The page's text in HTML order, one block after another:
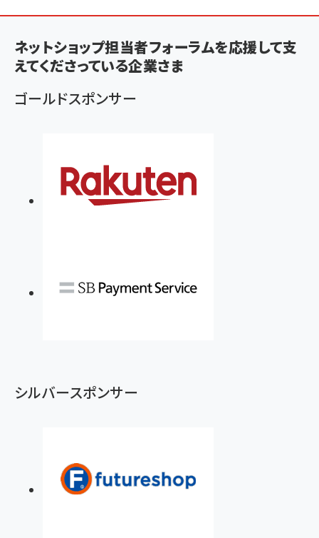
ン
く
ず
ネットショップ担当者フォーラムを応援して支
えてくださっている企業さま
ゴールドスポンサー
シルバースポンサー